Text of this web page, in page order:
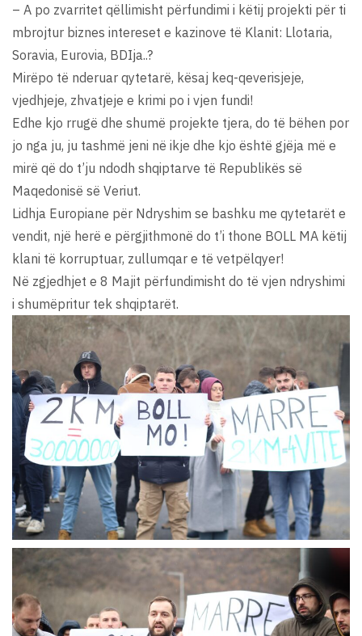
– A po zvarritet qëllimisht përfundimi i këtij projekti për ti
mbrojtur biznes intereset e kazinove të Klanit: Llotaria,
Soravia, Eurovia, BDIja..?
Mirëpo të nderuar qytetarë, kësaj keq-qeverisjeje,
vjedhjeje, zhvatjeje e krimi po i vjen fundi!
Edhe kjo rrugë dhe shumë projekte tjera, do të bëhen por
jo nga ju, ju tashmë jeni në ikje dhe kjo është gjëja më e
mirë që do t’ju ndodh shqiptarve të Republikës së
Maqedonisë së Veriut.
Lidhja Europiane për Ndryshim se bashku me qytetarët e
vendit, një herë e përgjithmonë do t’i thone BOLL MA këtij
klani të korruptuar, zullumqar e të vetpëlqyer!
Në zgjedhjet e 8 Majit përfundimisht do të vjen ndryshimi
i shumëpritur tek shqiptarët.